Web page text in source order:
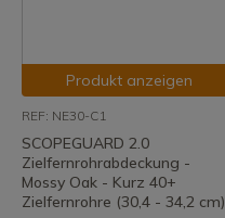
Produkt anzeigen
REF: NE30-C1
SCOPEGUARD 2.0
Zielfernrohrabdeckung -
Mossy Oak - Kurz 40+
Zielfernrohre (30,4 - 34,2 cm)